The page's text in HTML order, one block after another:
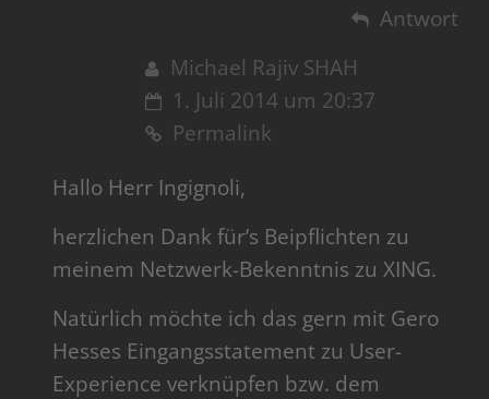
Antwort
Michael Rajiv SHAH
1. Juli 2014 um 20:37
Permalink
Hallo Herr Ingignoli,
herzlichen Dank für’s Beipflichten zu
meinem Netzwerk-Bekenntnis zu XING.
Natürlich möchte ich das gern mit Gero
Hesses Eingangsstatement zu User-
Experience verknüpfen bzw. dem